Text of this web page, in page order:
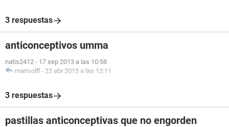
3 respuestas
anticonceptivos umma
natis2412 - 17 sep 2013 a las 10:58
marisolfl - 22 abr 2015 a las 12:11
3 respuestas
pastillas anticonceptivas que no engorden